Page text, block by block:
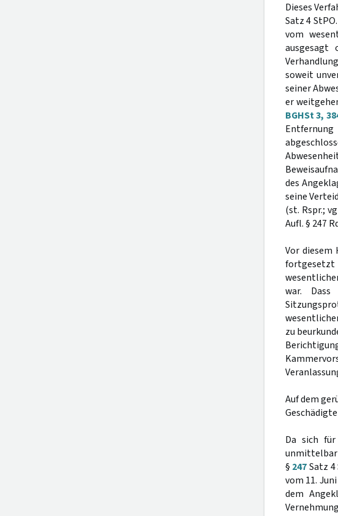
Dieses
Satz 4
vom
soweit
seiner
er
BGHSt 3,
des
seine
(st. Rspr.;
Aufl. § 247
Vor
fortgesetzt
war.
zu
Auf dem
Da sich
unmittelbar
§ 247Satz
vom 11.
dem